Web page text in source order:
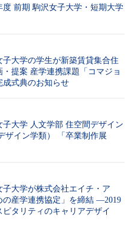
度 前期 駒沢女子大学・短期大学
子大学の学生が新築賃貸集合住
提案 産学連携課題「コマジョ
成式典のお知らせ
子大学 人文学部 住空間デザイン
ザイン学類） 「卒業制作展
子大学が株式会社エイチ・ア
産学連携協定」を締結 ―2019
タリティのキャリアデザイ